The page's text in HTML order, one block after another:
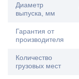
Диаметр
выпуска, мм
Гарантия от
производителя
Количество
грузовых мест